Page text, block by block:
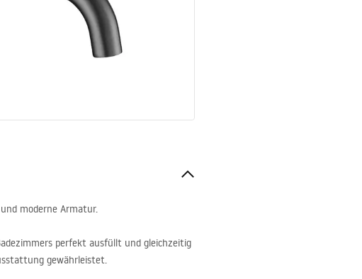
moderne Armatur.
perfekt ausfüllt und gleichzeitig
gewährleistet.